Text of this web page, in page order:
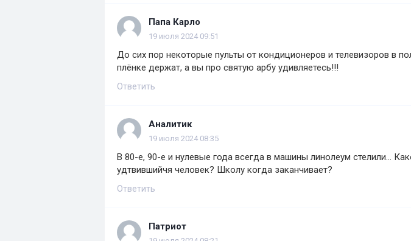
Папа Карло
19 июля 2024 09:51
До сих пор некоторые пульты от кондиционеров и телевизоров в
плёнке держат, а вы про святую арбу удивляетесь!!!
Ответить
Аналитик
19 июля 2024 08:35
В 80-е, 90-е и нулевые года всегда в машины линолеум стелили...
удтвившийчя человек? Школу когда заканчивает?
Ответить
Патриот